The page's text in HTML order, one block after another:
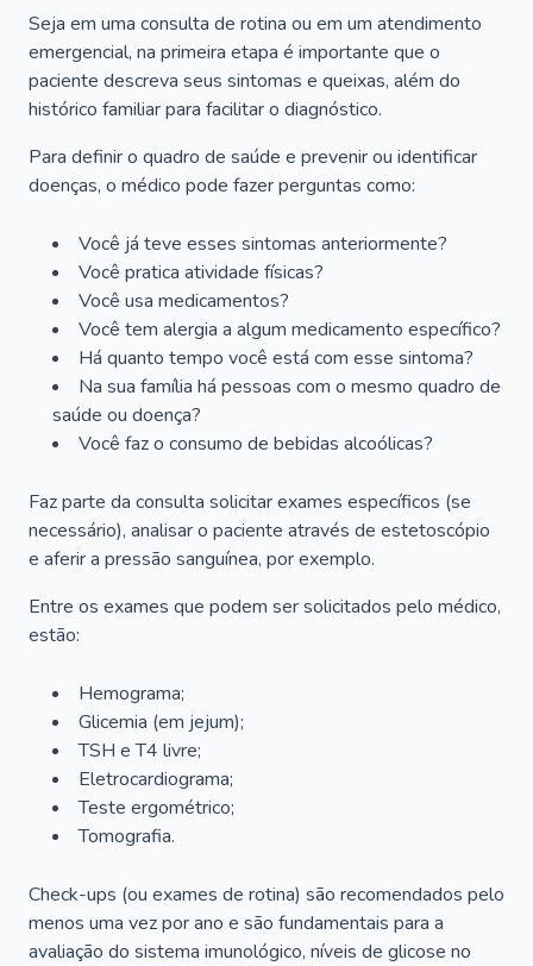
Seja em uma consulta de rotina ou em um atendimento
emergencial, na primeira etapa é importante que o
paciente descreva seus sintomas e queixas, além do
histórico familiar para facilitar o diagnóstico.
Para definir o quadro de saúde e prevenir ou identificar
doenças, o médico pode fazer perguntas como:
Você já teve esses sintomas anteriormente?
Você pratica atividade físicas?
Você usa medicamentos?
Você tem alergia a algum medicamento específico?
Há quanto tempo você está com esse sintoma?
Na sua família há pessoas com o mesmo quadro de
saúde ou doença?
Você faz o consumo de bebidas alcoólicas?
Faz parte da consulta solicitar exames específicos (se
necessário), analisar o paciente através de estetoscópio
e aferir a pressão sanguínea, por exemplo.
Entre os exames que podem ser solicitados pelo médico,
estão:
Hemograma;
Glicemia (em jejum);
TSH e T4 livre;
Eletrocardiograma;
Teste ergométrico;
Tomografia.
Check-ups (ou exames de rotina) são recomendados pelo
menos uma vez por ano e são fundamentais para a
avaliação do sistema imunológico, níveis de glicose no